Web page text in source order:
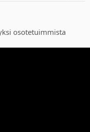
osotetuimmista